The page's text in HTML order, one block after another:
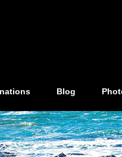
Blog